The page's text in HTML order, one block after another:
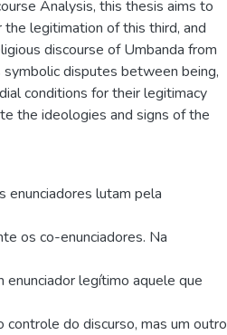
Analysis, this thesis aims to
legitimation of this third, and
discourse of Umbanda from
disputes between being,
conditions for their legitimacy
the ideologies and signs of the
enunciadores lutam pela
os co-enunciadores. Na
enunciador legítimo aquele que
do discurso, mas um outro